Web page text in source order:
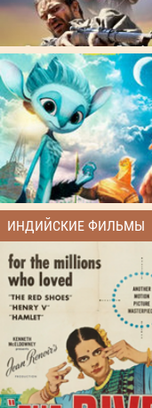
ИНДИЙСКИЕ ФИЛЬМЫ